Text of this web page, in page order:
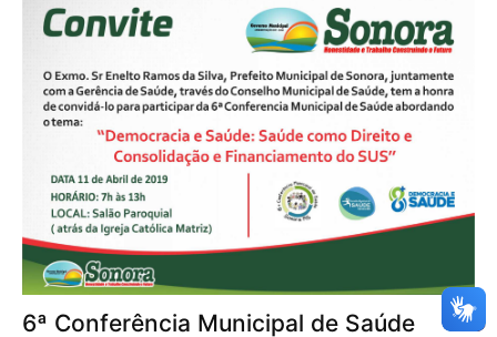
6ª Conferência Municipal de Saúde